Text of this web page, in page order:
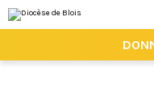
au
contenu.
la
personnels